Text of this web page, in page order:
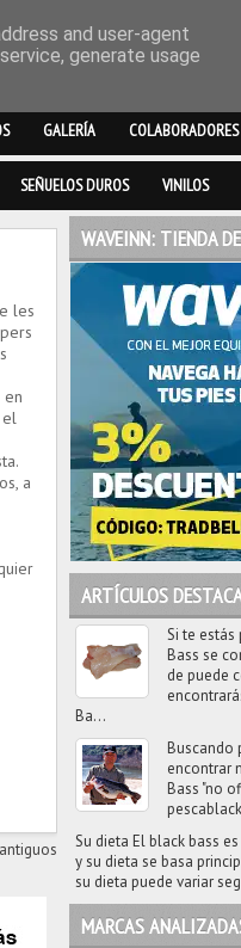
GALERÍA COLABORADORES
SEÑUELOS DUROS VINILOS
les
en
el
a
WAVEINN: TIENDA
ARTÍCULOS
Si te
Bass se
de puede
Ba...
Buscando
encontrar
Bass "no
Su dieta El black bass
y su dieta se basa
su dieta puede variar
MARCAS
and user-agent
generate usage